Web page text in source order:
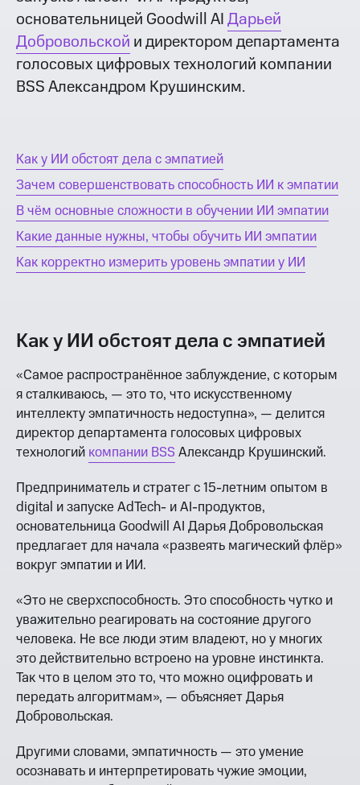
основательницей Goodwill AIДарьей
Добровольской и директором департамента
голосовых цифровых технологий компании
BSS Александром Крушинским.
Как у ИИ обстоят дела с эмпатией
Зачем совершенствовать способность ИИ к эмпатии
В чём основные сложности в обучении ИИ эмпатии
Какие данные нужны, чтобы обучить ИИ эмпатии
Как корректно измерить уровень эмпатии у ИИ
Как у ИИ обстоят дела с эмпатией
«Самое распространённое заблуждение, с которым
я сталкиваюсь, — это то, что искусственному
интеллекту эмпатичность недоступна», — делится
директор департамента голосовых цифровых
технологий компании BSS Александр Крушинский.
Предприниматель и стратег с 15-летним опытом в
digital и запуске AdTech- и AI-продуктов,
основательница Goodwill AI Дарья Добровольская
предлагает для начала «развеять магический флёр»
вокруг эмпатии и ИИ.
«Это не сверхспособность. Это способность чутко и
уважительно реагировать на состояние другого
человека. Не все люди этим владеют, но у многих
это действительно встроено на уровне инстинкта.
Так что в целом это то, что можно оцифровать и
передать алгоритмам», — объясняет Дарья
Добровольская.
Другими словами, эмпатичность — это умение
осознавать и интерпретировать чужие эмоции,